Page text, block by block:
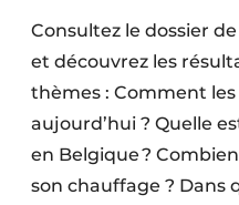
Consultez le dossier
et découvrez les
thèmes : Comment
aujourd’hui ? Quelle
en Belgique ?
son chauffage ? Dans